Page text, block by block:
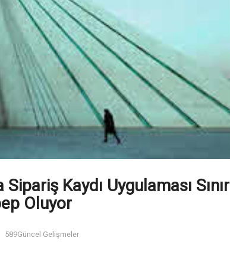
Kaydı Uygulaması Sınır
Oluyor
589Güncel Gelişmeler